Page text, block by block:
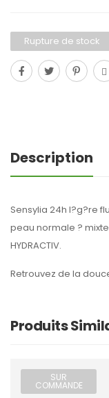
Rupture de stock
Description
Sensylia 24h l?g?re
peau normale ?
HYDRACTIV.
Retrouvez de la
Produits
SUR
COMMANDE